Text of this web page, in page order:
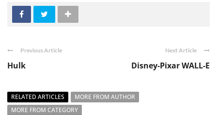
Previous Article
Hulk
Next Article
Disney-Pixar WALL-E
RELATED ARTICLES
MORE FROM AUTHOR
MORE FROM CATEGORY